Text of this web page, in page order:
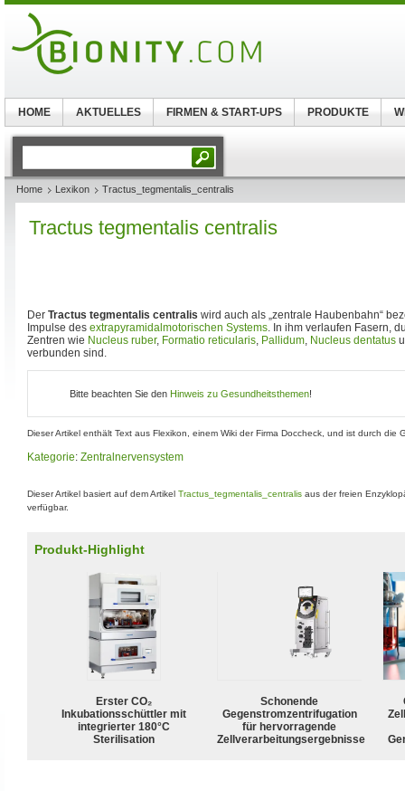
Home Lexikon Tractus_tegmentalis_centralis
Tractus tegmentalis centralis
Der Tractus tegmentalis centralis wird auch als „zentrale Haubenbahn“
Impulse des extrapyramidalmotorischen Systems. In ihm verlaufen Fasern,
Zentren wie Nucleus ruber, Formatio reticularis, Pallidum, Nucleus dentatus
verbunden sind.
Bitte beachten Sie den Hinweis zu Gesundheitsthemen!
Dieser Artikel enthält Text aus Flexikon, einem Wiki der Firma Doccheck, und ist durch die
Kategorie: Zentralnervensystem
Dieser Artikel basiert auf dem Artikel Tractus_tegmentalis_centralis aus der freien
verfügbar.
Produkt-Highlight
Erster CO₂
Inkubationsschüttler mit
integrierter 180°C
Sterilisation
Schonende
Gegenstromzentrifugation
für hervorragende
Zellverarbeitungsergebnisse
HOME AKTUELLES FIRMEN & START-UPS PRODUKTE